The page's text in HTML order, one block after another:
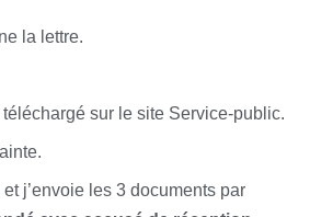
la lettre.
téléchargé sur le site Service-public.
j’envoie les 3 documents par